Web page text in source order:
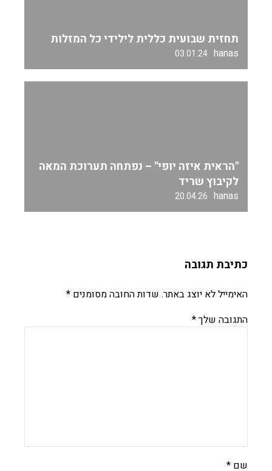
תחזית שבועית כללית לילידי כל המזלות
hanas
03.01.24
"הראית איזה יופי" – נפתחה תערוכת המאה
לקיבוץ שריד
hanas
20.04.26
כתיבת תגובה
האימייל לא יוצג באתר. שדות החובה מסומנים *
התגובה שלך*
שם *